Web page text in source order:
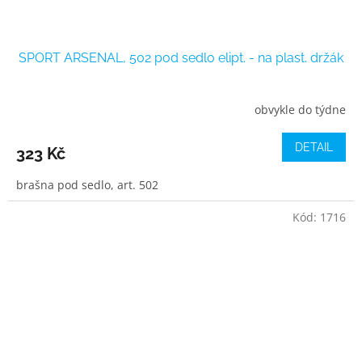
SPORT ARSENAL, 502 pod sedlo elipt. - na plast. držák
obvykle do týdne
323 Kč DETAIL
brašna pod sedlo, art. 502
Kód: 1716